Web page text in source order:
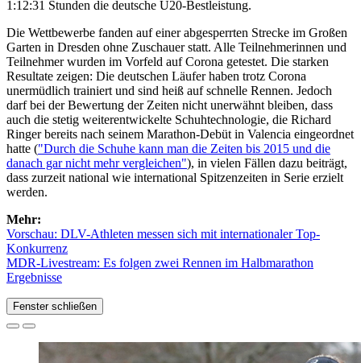
1:12:31 Stunden die deutsche U20-Bestleistung.
Die Wettbewerbe fanden auf einer abgesperrten Strecke im Großen
Garten in Dresden ohne Zuschauer statt. Alle Teilnehmerinnen und
Teilnehmer wurden im Vorfeld auf Corona getestet. Die starken
Resultate zeigen: Die deutschen Läufer haben trotz Corona
unermüdlich trainiert und sind heiß auf schnelle Rennen. Jedoch
darf bei der Bewertung der Zeiten nicht unerwähnt bleiben, dass
auch die stetig weiterentwickelte Schuhtechnologie, die Richard
Ringer bereits nach seinem Marathon-Debüt in Valencia eingeordnet
hatte ("Durch die Schuhe kann man die Zeiten bis 2015 und die
danach gar nicht mehr vergleichen"), in vielen Fällen dazu beiträgt,
dass zurzeit national wie international Spitzenzeiten in Serie erzielt
werden.
Mehr:
Vorschau: DLV-Athleten messen sich mit internationaler Top-
Konkurrenz
MDR-Livestream: Es folgen zwei Rennen im Halbmarathon
Ergebnisse
Fenster schließen